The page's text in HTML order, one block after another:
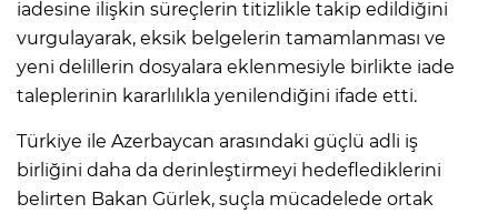
iadesine ilişkin süreçlerin titizlikle takip edildiğini
vurgulayarak, eksik belgelerin tamamlanması ve
yeni delillerin dosyalara eklenmesiyle birlikte iade
taleplerinin kararlılıkla yenilendiğini ifade etti.
Türkiye ile Azerbaycan arasındaki güçlü adli iş
birliğini daha da derinleştirmeyi hedeflediklerini
belirten Bakan Gürlek, suçla mücadelede ortak